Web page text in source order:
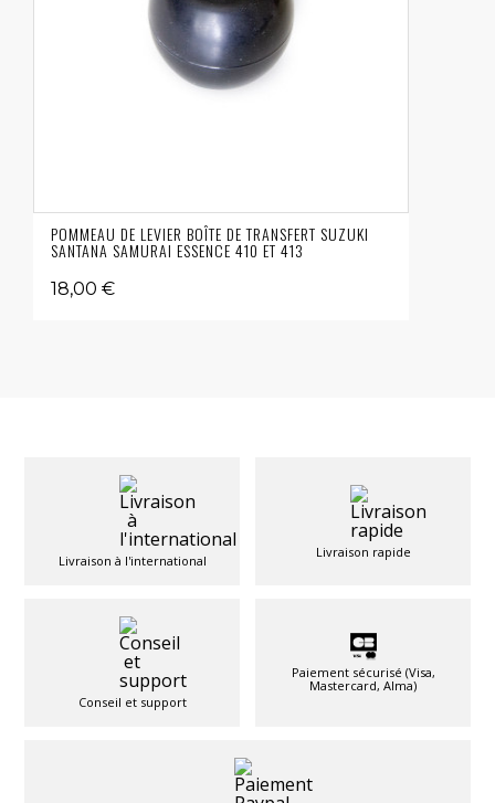
POMMEAU DE LEVIER BOÎTE DE TRANSFERT SUZUKI
SANTANA SAMURAI ESSENCE 410 ET 413
18,00 €
Livraison à l'international
Livraison rapide
Conseil et support
Paiement sécurisé (Visa,
Mastercard, Alma)